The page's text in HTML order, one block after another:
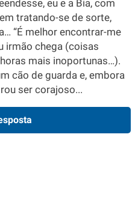
eu e a Bia, com
tratando-se de sorte,
“É melhor encontrar-me
irmão chega (coisas
mais inoportunas…).
cão de guarda e, embora
ser corajoso...